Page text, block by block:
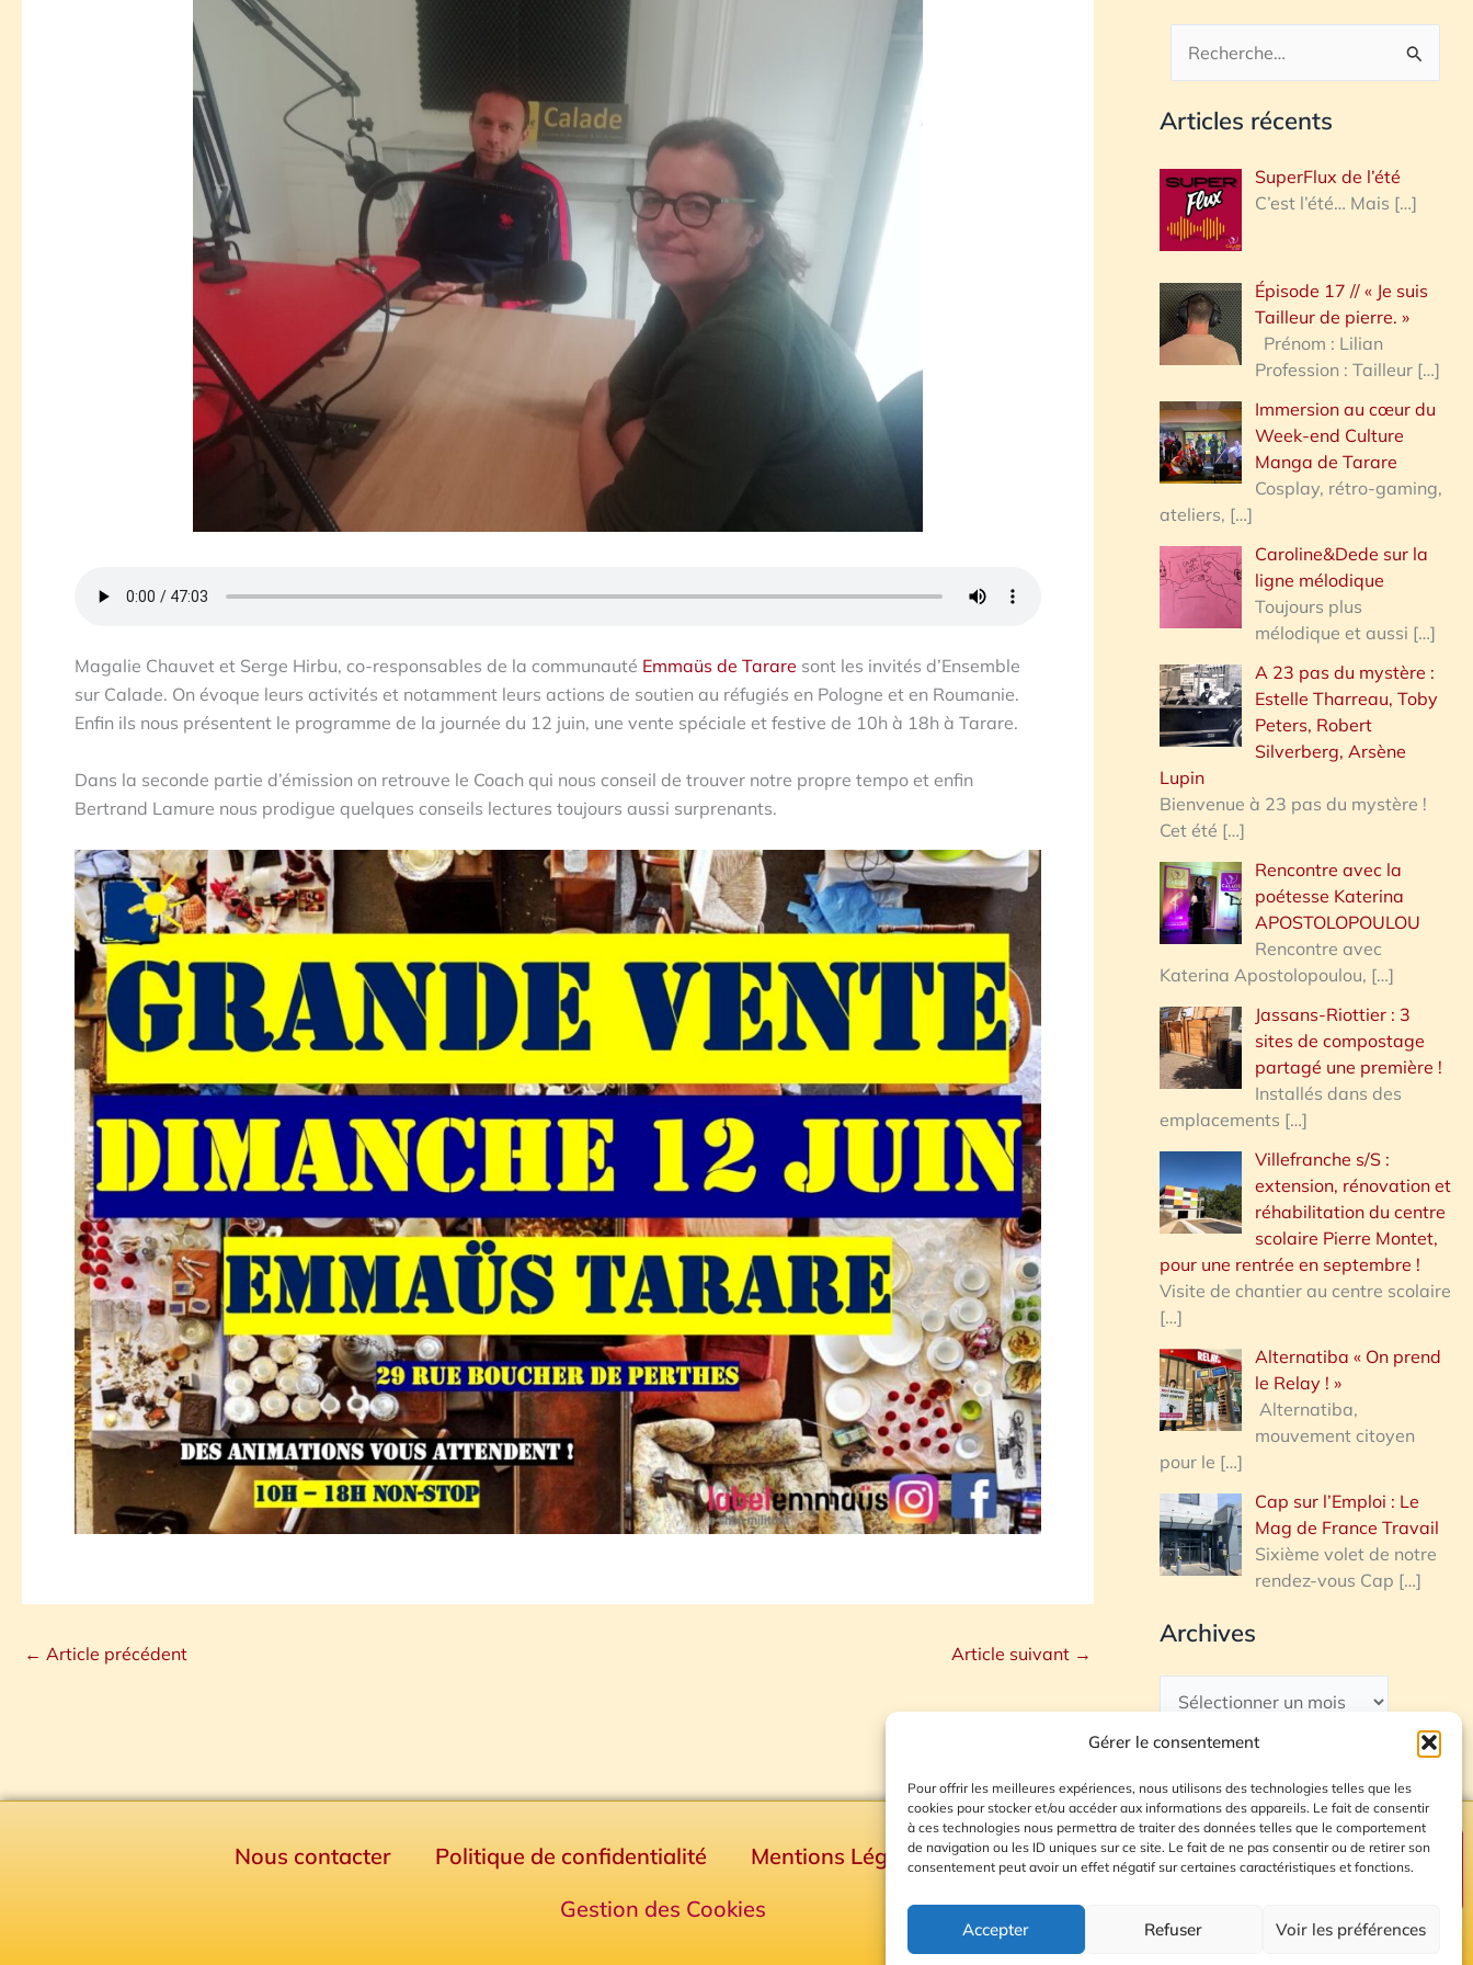
Gérer le consentement
Pour offrir les meilleures expériences, nous utilisons des technologies telles que les
cookies pour stocker et/ou accéder aux informations des appareils. Le fait de consentir
à ces technologies nous permettra de traiter des données telles que le comportement
de navigation ou les ID uniques sur ce site. Le fait de ne pas consentir ou de retirer son
consentement peut avoir un effet négatif sur certaines caractéristiques et fonctions.
Accepter Refuser Voir les préférences
Magalie Chauvet et Serge Hirbu, co-responsables de la communauté Emmaüs de Tarare sont les invités d’Ensemble
sur Calade. On évoque leurs activités et notamment leurs actions de soutien au réfugiés en Pologne et en Roumanie.
Enfin ils nous présentent le programme de la journée du 12 juin, une vente spéciale et festive de 10h à 18h à Tarare.
Dans la seconde partie d’émission on retrouve le Coach qui nous conseil de trouver notre propre tempo et enfin
Bertrand Lamure nous prodigue quelques conseils lectures toujours aussi surprenants.
← Article précédent Article suivant →
c
h
r
h
e
:
Articles récents
SuperFlux de l’été
C’est l’été… Mais […]
Épisode 17 // « Je suis
Tailleur de pierre. »
Prénom : Lilian
Profession : Tailleur […]
Immersion au cœur du
Week-end Culture
Manga de Tarare
Cosplay, rétro-gaming,
ateliers, […]
Caroline&Dede sur la
ligne mélodique
Toujours plus
mélodique et aussi […]
A 23 pas du mystère :
Estelle Tharreau, Toby
Peters, Robert
Silverberg, Arsène
Lupin
Bienvenue à 23 pas du mystère !
Cet été […]
Rencontre avec la
poétesse Katerina
APOSTOLOPOULOU
Rencontre avec
Katerina Apostolopoulou, […]
Jassans-Riottier : 3
sites de compostage
partagé une première !
Installés dans des
emplacements […]
Villefranche s/S :
extension, rénovation et
réhabilitation du centre
scolaire Pierre Montet,
pour une rentrée en septembre !
Visite de chantier au centre scolaire
[…]
Alternatiba « On prend
le Relay ! »
Alternatiba,
mouvement citoyen
pour le […]
Cap sur l’Emploi : Le
Mag de France Travail
Sixième volet de notre
rendez-vous Cap […]
Archives
Nous contacter Politique de confidentialité Mentions Légales
Plan du site
Gestion des Cookies